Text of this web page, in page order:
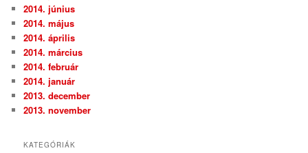
2014. június
2014. május
2014. április
2014. március
2014. február
2014. január
2013. december
2013. november
KATEGÓRIÁK